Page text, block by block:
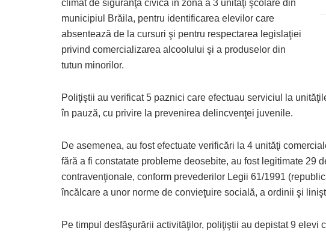
climat de siguranţă civică în zona a 3 unităţi şcolare din
municipiul Brăila, pentru identificarea elevilor care
absentează de la cursuri şi pentru respectarea legislaţiei
privind comercializarea alcoolului şi a produselor din
tutun minorilor.
Poliţiştii au verificat 5 paznici care efectuau serviciul la
în pauză, cu privire la prevenirea delincvenţei juvenile.
De asemenea, au fost efectuate verificări la 4 unităţi
fără a fi constatate probleme deosebite, au fost legitimate 29
contravenţionale, conform prevederilor Legii 61/1991
încălcare a unor norme de convieţuire socială, a ordinii şi
Pe timpul desfăşurării activităţilor, poliţiştii au depistat 9 elevi